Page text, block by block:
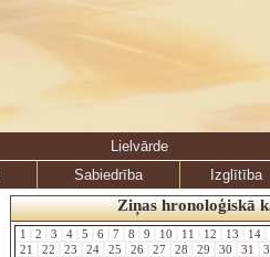
Lielvārde
Sabiedrība
Izglītība
Ziņas hronoloģiskā
1 2 3 4 5 6 7 8 9 10 11 12 13 14
21
22 23 24 25 26 27 28 29 30 31